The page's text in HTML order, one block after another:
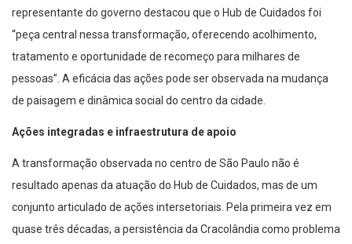
representante do governo destacou que o Hub de Cuidados foi
“peça central nessa transformação, oferecendo acolhimento,
tratamento e oportunidade de recomeço para milhares de
pessoas”. A eficácia das ações pode ser observada na mudança
de paisagem e dinâmica social do centro da cidade.
Ações integradas e infraestrutura de apoio
A transformação observada no centro de São Paulo não é
resultado apenas da atuação do Hub de Cuidados, mas de um
conjunto articulado de ações intersetoriais. Pela primeira vez em
quase três décadas, a persistência da Cracolândia como problema